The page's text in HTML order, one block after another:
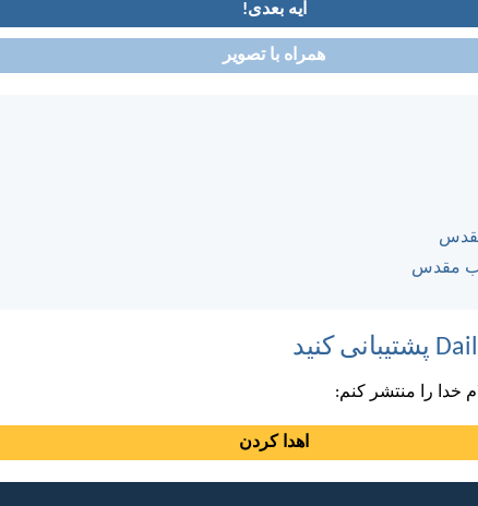
آیه بعدی!
همراه با تصویر
مقدس
خدا را منتشر کنم:
اهدا کردن